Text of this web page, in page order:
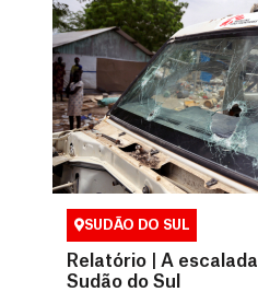
SUDÃO DO SUL
Relatório | A
Sudão do Sul